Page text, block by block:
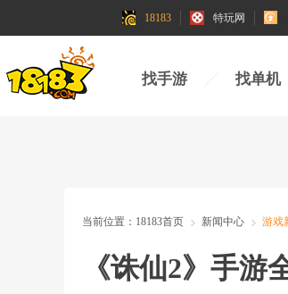
18183 特玩网
找手游 找单机
当前位置： 18183首页 新闻中心 游戏
《诛仙2》手游